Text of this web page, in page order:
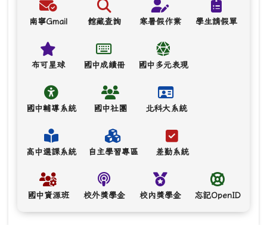
南寧Gmail 館藏查詢 寒暑假作業 學生請假單
布可星球 國中成績冊 國中多元表現
國中輔導系統 國中社團 北科大系統
高中選課系統 自主學習專區 差勤系統
國中資源班 校外獎學金 校內獎學金 忘記OpenID